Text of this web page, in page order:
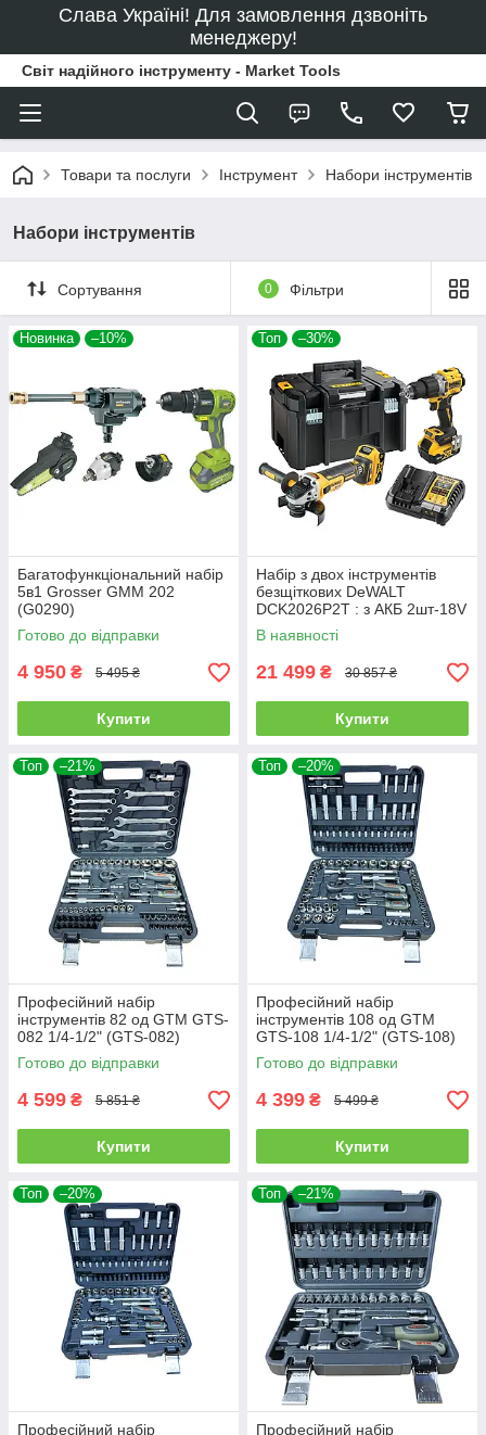
Слава Україні! Для замовлення дзвоніть
менеджеру!
Світ надійного інструменту - Market Tools
Товари та послуги Інструмент Набори інструментів
Набори інструментів
Сортування 0 Фільтри
Новинка –10%
Багатофункціональний набір
5в1 Grosser GMM 202
(G0290)
Готово до відправки
4 950 ₴ 5 495 ₴
Купити
Топ –30%
Набір з двох інструментів
безщіткових DeWALT
DCK2026P2T : з АКБ 2шт-18V
5Ah+ЗП
В наявності
21 499 ₴ 30 857 ₴
Купити
Топ –21%
Професійний набір
інструментів 82 од GTM GTS-
082 1/4-1/2" (GTS-082)
Готово до відправки
4 599 ₴ 5 851 ₴
Купити
Топ –20%
Професійний набір
інструментів 108 од GTM
GTS-108 1/4-1/2" (GTS-108)
Готово до відправки
4 399 ₴ 5 499 ₴
Купити
Топ –20%
Професійний набір
Топ –21%
Професійний набір